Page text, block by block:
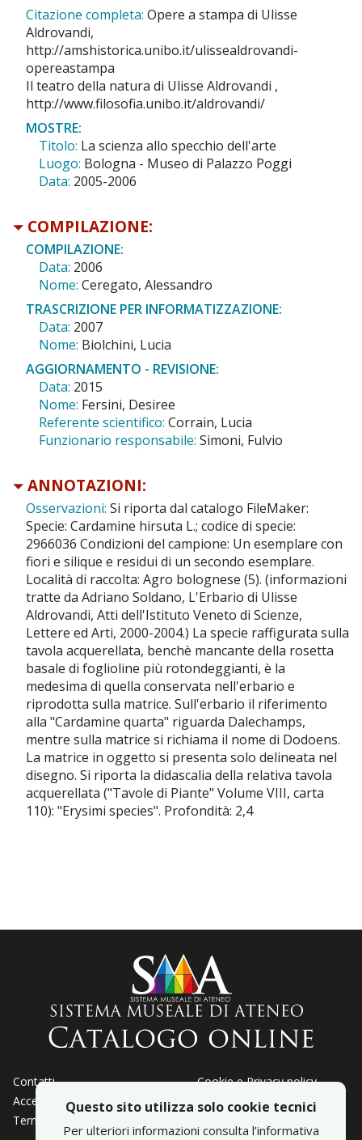
Citazione completa: Opere a stampa di Ulisse
Aldrovandi,
http://amshistorica.unibo.it/ulissealdrovandi-
opereastampa
Il teatro della natura di Ulisse Aldrovandi ,
http://www.filosofia.unibo.it/aldrovandi/
MOSTRE:
Titolo: La scienza allo specchio dell'arte
Luogo: Bologna - Museo di Palazzo Poggi
Data: 2005-2006
COMPILAZIONE:
COMPILAZIONE:
Data: 2006
Nome: Ceregato, Alessandro
TRASCRIZIONE PER INFORMATIZZAZIONE:
Data: 2007
Nome: Biolchini, Lucia
AGGIORNAMENTO - REVISIONE:
Data: 2015
Nome: Fersini, Desiree
Referente scientifico: Corrain, Lucia
Funzionario responsabile: Simoni, Fulvio
ANNOTAZIONI:
Osservazioni: Si riporta dal catalogo FileMaker:
Specie: Cardamine hirsuta L.; codice di specie:
2966036 Condizioni del campione: Un esemplare con
fiori e silique e residui di un secondo esemplare.
Località di raccolta: Agro bolognese (5). (informazioni
tratte da Adriano Soldano, L'Erbario di Ulisse
Aldrovandi, Atti dell'Istituto Veneto di Scienze,
Lettere ed Arti, 2000-2004.) La specie raffigurata sulla
tavola acquerellata, benchè mancante della rosetta
basale di foglioline più rotondeggianti, è la
medesima di quella conservata nell'erbario e
riprodotta sulla matrice. Sull'erbario il riferimento
alla "Cardamine quarta" riguarda Dalechamps,
mentre sulla matrice si richiama il nome di Dodoens.
La matrice in oggetto si presenta solo delineata nel
disegno. Si riporta la didascalia della relativa tavola
acquerellata ("Tavole di Piante" Volume VIII, carta
110): "Erysimi species". Profondità: 2,4
Contatti
Accessibiltà
Termini d'uso
Cookie e Privacy policy
Crediti
Questo sito utilizza solo cookie tecnici
Per ulteriori informazioni consulta l’informativa